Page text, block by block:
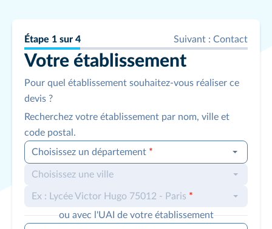
Étape 1 sur 4 Suivant : Contact
Votre établissement
Pour quel établissement souhaitez-vous réaliser ce
devis ?
Recherchez votre établissement par nom, ville et
code postal.
Choisissez un département *
Choisissez une ville
Ex : Lycée Victor Hugo 75012 - Paris *
ou avec l'UAI de votre établissement